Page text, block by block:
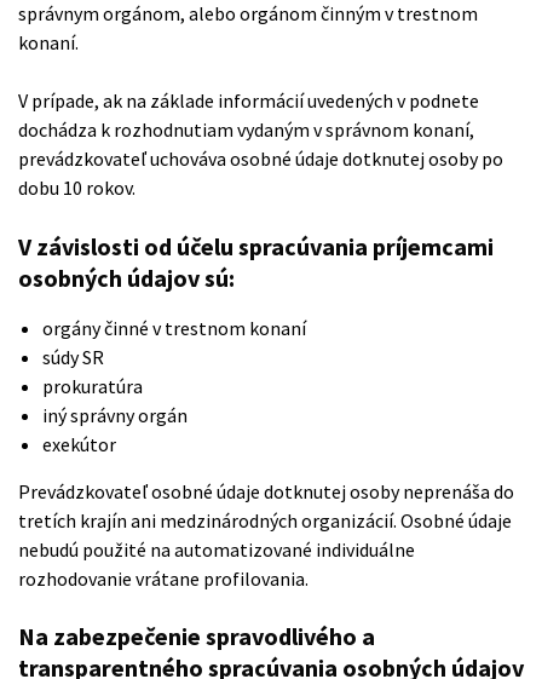
správnym orgánom, alebo orgánom činným v trestnom
konaní.
V prípade, ak na základe informácií uvedených v podnete
dochádza k rozhodnutiam vydaným v správnom konaní,
prevádzkovateľ uchováva osobné údaje dotknutej osoby po
dobu 10 rokov.
V závislosti od účelu spracúvania príjemcami
osobných údajov sú:
orgány činné v trestnom konaní
súdy SR
prokuratúra
iný správny orgán
exekútor
Prevádzkovateľ osobné údaje dotknutej osoby neprenáša do
tretích krajín ani medzinárodných organizácií. Osobné údaje
nebudú použité na automatizované individuálne
rozhodovanie vrátane profilovania.
Na zabezpečenie spravodlivého a
transparentného spracúvania osobných údajov